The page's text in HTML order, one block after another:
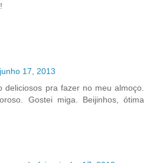
17, 2013
deliciosos pra fazer no meu almoço.
Gostei miga. Beijinhos, ótima